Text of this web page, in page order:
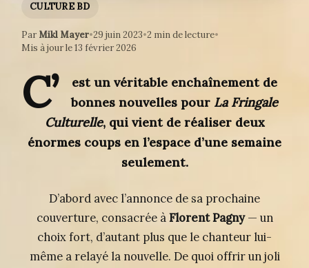
CULTURE BD
Par Mikl Mayer•29 juin 2023•2 min de lecture•
Mis à jour le 13 février 2026
C’
est un véritable enchaînement de
bonnes nouvelles pour La Fringale
Culturelle, qui vient de réaliser deux
énormes coups en l’espace d’une semaine
seulement.
D’abord avec l’annonce de sa prochaine
couverture, consacrée à Florent Pagny— un
choix fort, d’autant plus que le chanteur lui-
même a relayé la nouvelle. De quoi offrir un joli